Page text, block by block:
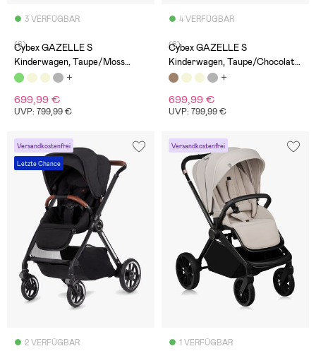
3 VERFÜGBAR
(6)
Cybex GAZELLE S
Kinderwagen, Taupe/Moss
Green
699,99 €
UVP: 799,99 €
4 VERFÜGBAR
(6)
Cybex GAZELLE S
Kinderwagen, Taupe/Chocolate
Brown
699,99 €
UVP: 799,99 €
Versandkostenfrei
Letzte Chance
2 VERFÜGBAR
Versandkostenfrei
1 VERFÜGBAR